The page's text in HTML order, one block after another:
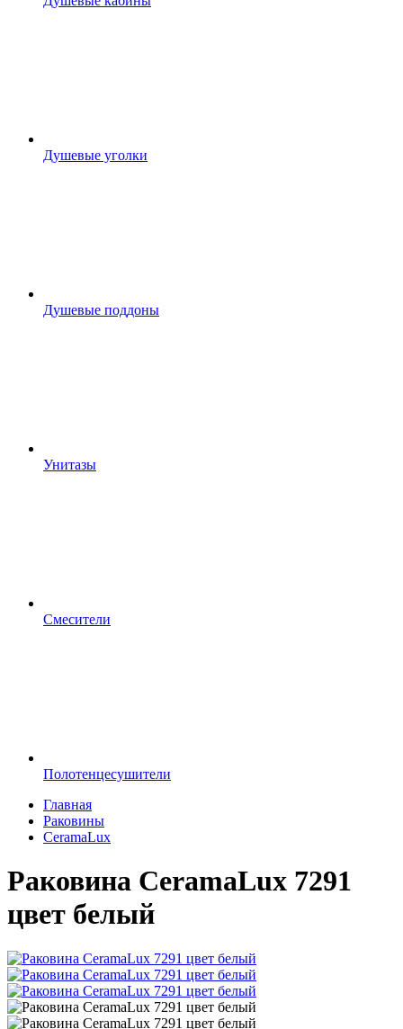
Душевые уголки
Душевые поддоны
Унитазы
Смесители
Полотенцесушители
Главная
Раковины
CeramaLux
Раковина CeramaLux 7291
цвет белый